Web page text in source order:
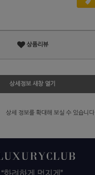
상품리뷰
상세정보 새창 열기
상세 정보를 확대해 보실 수 있습니다.